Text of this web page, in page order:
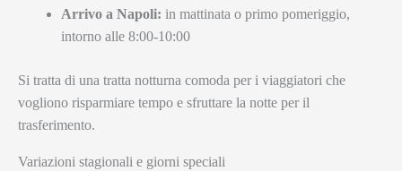
Arrivo a Napoli: in mattinata o primo pomeriggio,
intorno alle 8:00-10:00
Si tratta di una tratta notturna comoda per i viaggiatori che
vogliono risparmiare tempo e sfruttare la notte per il
trasferimento.
Variazioni stagionali e giorni speciali